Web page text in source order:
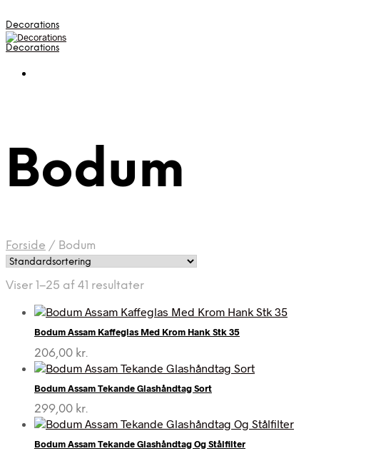
Decorations
Decorations
Bodum
Forside / Bodum
Viser 1–25 af 41 resultater
Bodum Assam Kaffeglas Med Krom Hank Stk 35
206,00 kr.
Bodum Assam Tekande Glashåndtag Sort
299,00 kr.
Bodum Assam Tekande Glashåndtag Og Stålfilter